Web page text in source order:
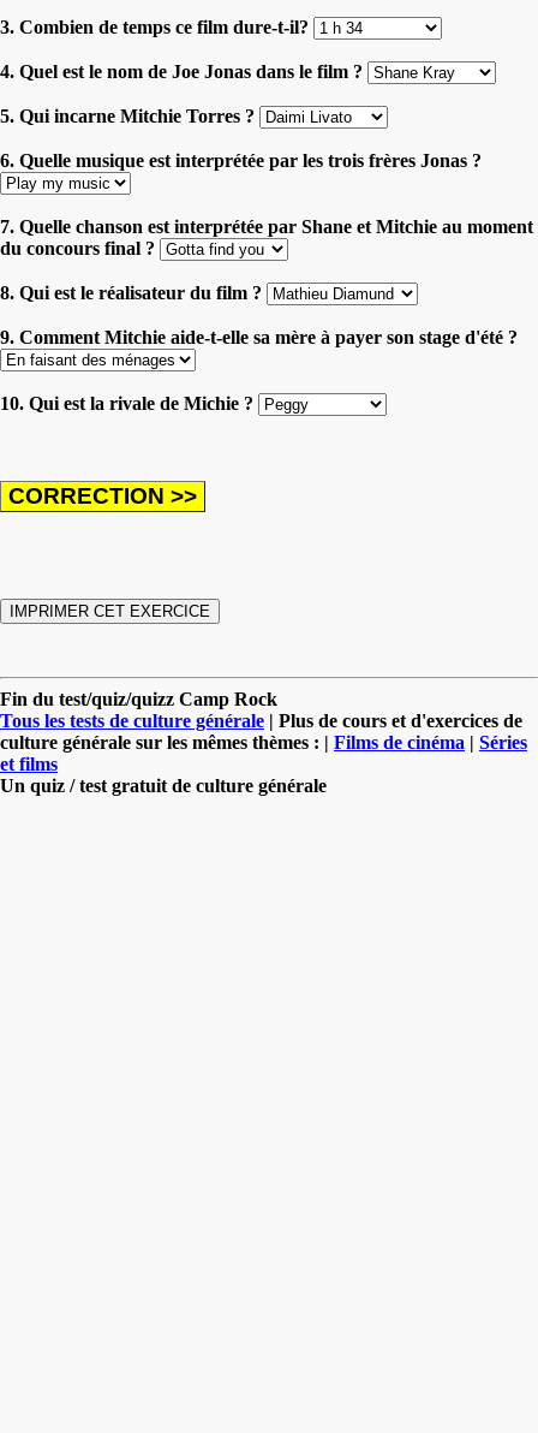
3. Combien de temps ce film dure-t-il?
4. Quel est le nom de Joe Jonas dans le film ?
5. Qui incarne Mitchie Torres ?
6. Quelle musique est interprétée par les trois frères Jonas ?
7. Quelle chanson est interprétée par Shane et Mitchie au moment
du concours final ?
8. Qui est le réalisateur du film ?
9. Comment Mitchie aide-t-elle sa mère à payer son stage d'été ?
10. Qui est la rivale de Michie ?
Fin du test/quiz/quizz Camp Rock
Tous les tests de culture générale | Plus de cours et d'exercices de
culture générale sur les mêmes thèmes : | Films de cinéma | Séries
et films
Un quiz / test gratuit de culture générale